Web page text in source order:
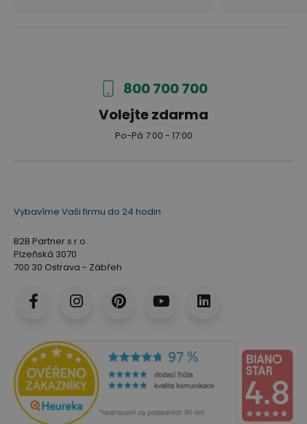
800 700 700
Volejte zdarma
Po-Pá 7:00 - 17:00
Vybavíme Vaši firmu do 24 hodin
B2B Partner s.r.o.
Plzeňská 3070
700 30 Ostrava - Zábřeh